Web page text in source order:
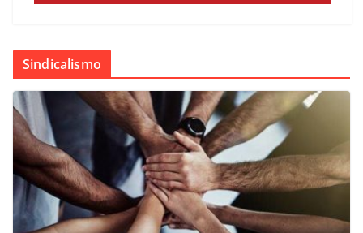
Sindicalismo